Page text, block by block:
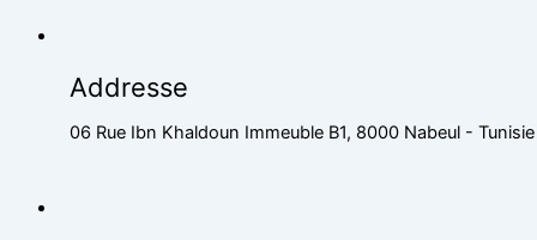
Addresse
06 Rue Ibn Khaldoun Immeuble B1, 8000 Nabeul - Tunisie